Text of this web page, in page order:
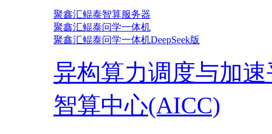
聚鑫汇鲲泰智算服务器
聚鑫汇鲲泰问学一体机
聚鑫汇鲲泰问学一体机DeepSeek版
异构算力调度与加
智算中心(AICC)